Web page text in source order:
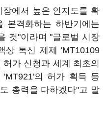
에서 높은 인지도를 확
본격화하는 하반기에는
것"이라며 "글로벌 시장
상 톡신 제제 'MT10109
가 신청과 세계 최초의
'MT921'의 허가 획득 등
총력을 다하겠다"고 말